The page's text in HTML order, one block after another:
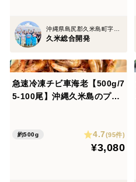
久米総合開発
急速冷凍チビ車海老【500g/7
5-100尾】沖縄久米島のプリ
約7cm】【加熱調理用】【真
約500g 4.7(95件)
¥3,080